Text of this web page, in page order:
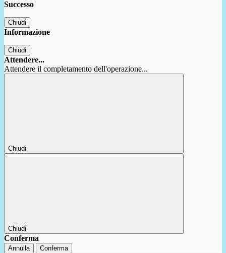
Successo
Chiudi
Informazione
Chiudi
Attendere...
Attendere il completamento dell'operazione...
Chiudi
Chiudi
Conferma
Annulla Conferma